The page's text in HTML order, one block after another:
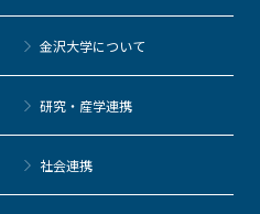
金沢大学について
研究・産学連携
社会連携